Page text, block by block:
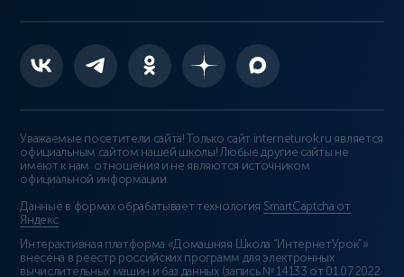
Уважаемые посетители сайта! Только сайт interneturok.ru является
официальным сайтом нашей школы! Любые другие сайты не
имеют к нам отношения и не являются источником
официальной информации.
Данные в формах обрабатывает технология SmartCaptcha от
Яндекс
Интерактивная платформа «Домашняя Школа “ИнтернетУрок”»
внесена в реестр российских программ для электронных
вычислительных машин и баз данных (запись № 14133 от 01.07.2022